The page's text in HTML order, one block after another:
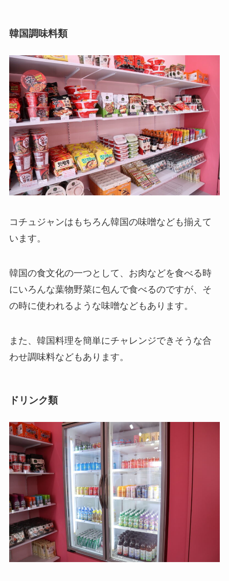
韓国調味料類
コチュジャンはもちろん韓国の味噌なども揃えて
います。
韓国の食文化の一つとして、お肉などを食べる時
にいろんな葉物野菜に包んで食べるのですが、そ
の時に使われるような味噌などもあります。
また、韓国料理を簡単にチャレンジできそうな合
わせ調味料などもあります。
ドリンク類